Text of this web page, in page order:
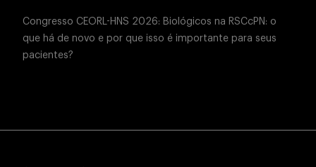
Congresso CEORL-HNS 2026: Biológicos na RSCcPN: o
que há de novo e por que isso é importante para seus
pacientes?